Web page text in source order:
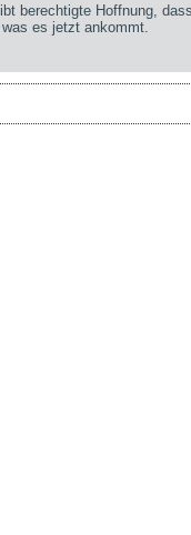
berechtigte Hoffnung,
es jetzt ankommt.